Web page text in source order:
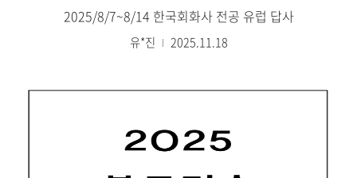
2025/8/7~8/14 한국회화사 전공 유럽 답사
유*진 2025.11.18